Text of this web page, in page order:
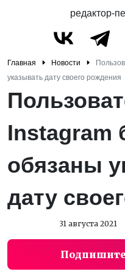
редактор-
Главная Новости
указывать дату своего рождения
Instagram
обязаны
дату
31 августа 2021